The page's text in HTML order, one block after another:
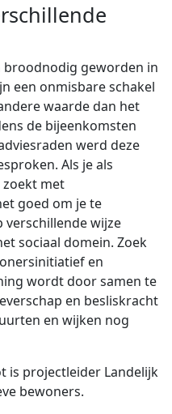
geworden in
een onmisbare schakel
waarde dan het
de bijeenkomsten
werd deze
Als je als
zoekt met
goed om je te
wijze
sociaal domein. Zoek
en
wordt door samen te
en besliskracht
en wijken nog
is projectleider Landelijk
bewoners.